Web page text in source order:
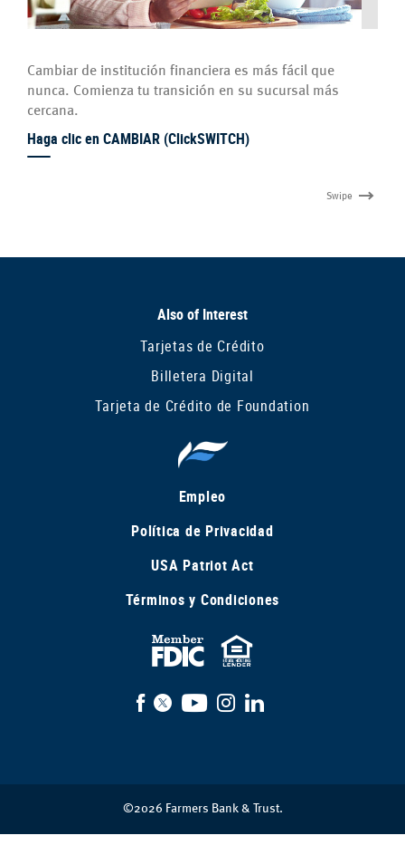
Cambiar de institución financiera es más fácil que
nunca. Comienza tu transición en su sucursal más
cercana.
Haga clic en CAMBIAR (ClickSWITCH)
Swipe
Also of Interest
Tarjetas de Crédito
Billetera Digital
Tarjeta de Crédito de Foundation
Empleo
Política de Privacidad
USA Patriot Act
Términos y Condiciones
FDIC
Insured
Equal
Housing
FacebookYouTubeInstagram
LinkedIn
©2026 Farmers Bank & Trust.